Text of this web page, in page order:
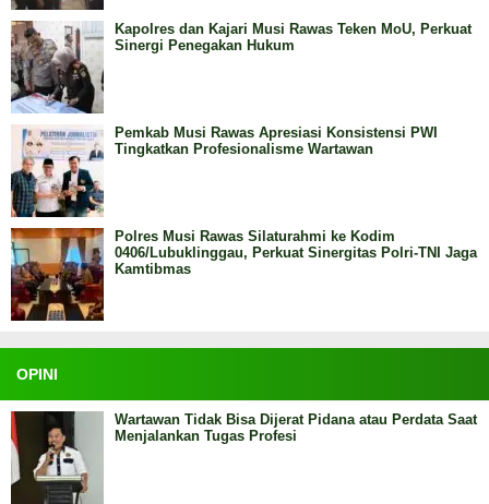
Kapolres dan Kajari Musi Rawas Teken MoU, Perkuat
Sinergi Penegakan Hukum
Pemkab Musi Rawas Apresiasi Konsistensi PWI
Tingkatkan Profesionalisme Wartawan
Polres Musi Rawas Silaturahmi ke Kodim
0406/Lubuklinggau, Perkuat Sinergitas Polri-TNI Jaga
Kamtibmas
OPINI
Wartawan Tidak Bisa Dijerat Pidana atau Perdata Saat
Menjalankan Tugas Profesi